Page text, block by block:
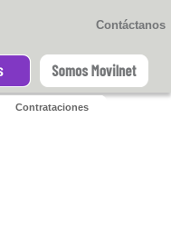
Contáctanos
Contrataciones